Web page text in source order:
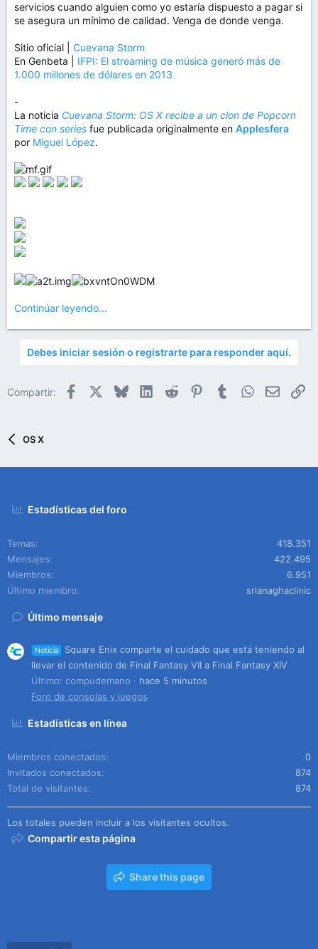
servicios cuando alguien como yo estaría dispuesto a pagar si
se asegura un mínimo de calidad. Venga de donde venga.
Sitio oficial | Cuevana Storm
En Genbeta | IFPI: El streaming de música generó más de
1.000 millones de dólares en 2013
-
La noticia Cuevana Storm: OS X recibe a un clon de Popcorn
Time con series fue publicada originalmente en Applesfera
por Miguel López.
Continúar leyendo...
Debes iniciar sesión o registrarte para responder aquí.
Compartir: Facebook BlueskyLinkedIn
Reddit PinterestTumblrWhatsApp
Email
OS X
Estadísticas del foro
Temas
418.351
Mensajes
422.495
Miembros
6.951
Último miembro
srianaghaclinic
Último mensaje
Noticia
Square Enix comparte el cuidado que está teniendo al
llevar el contenido de Final Fantasy VII a Final Fantasy XIV
Último: compudemano
hace 5 minutos
Foro de consolas y juegos
Estadísticas en línea
Miembros conectados
0
Invitados conectados
874
Total de visitantes
874
Los totales pueden incluir a los visitantes ocultos.
Compartir esta página
Share this page